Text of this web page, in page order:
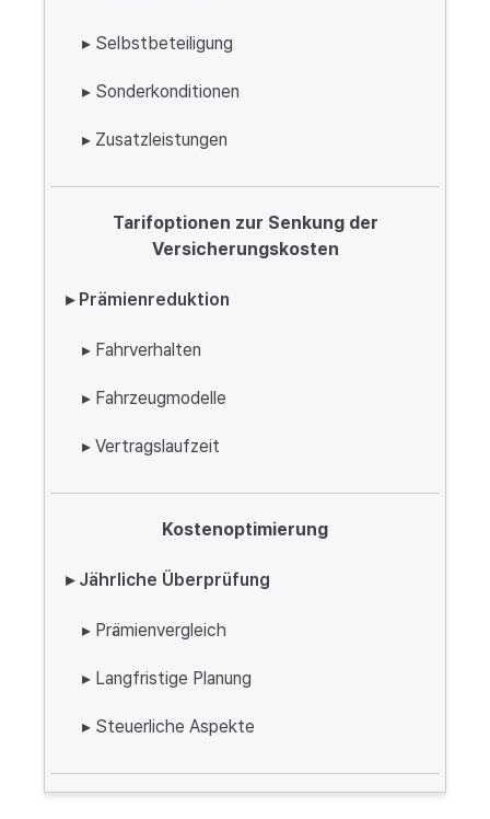
▸ Selbstbeteiligung
▸ Sonderkonditionen
▸ Zusatzleistungen
Tarifoptionen zur Senkung der
Versicherungskosten
▸ Prämienreduktion
▸ Fahrverhalten
▸ Fahrzeugmodelle
▸ Vertragslaufzeit
Kostenoptimierung
▸ Jährliche Überprüfung
▸ Prämienvergleich
▸ Langfristige Planung
▸ Steuerliche Aspekte